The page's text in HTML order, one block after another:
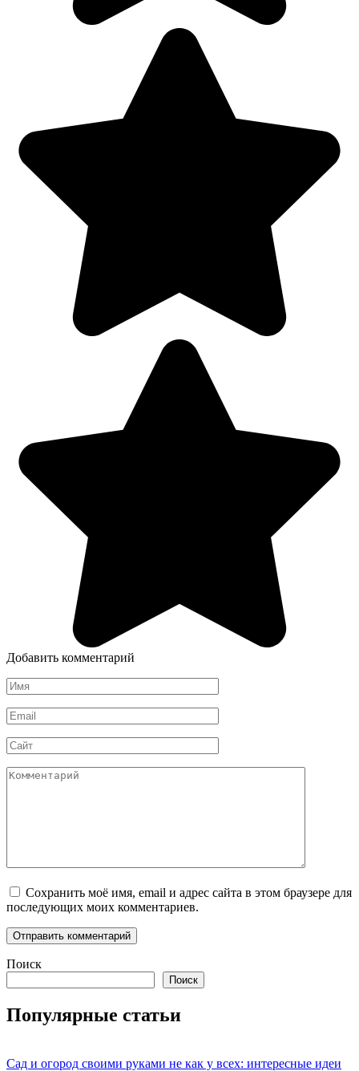
Добавить комментарий
Имя
*
Email
*
Сайт
Комментарий
Сохранить моё имя, email и адрес сайта в этом браузере для
последующих моих комментариев.
Поиск
Поиск
Популярные статьи
Сад и огород своими руками не как у всех: интересные идеи